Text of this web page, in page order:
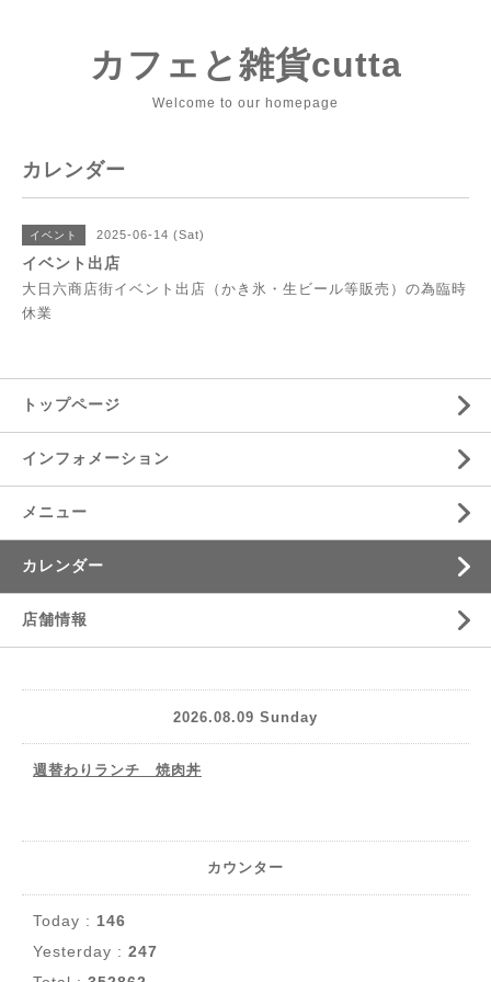
カフェと雑貨cutta
Welcome to our homepage
カレンダー
イベント 2025-06-14 (Sat)
イベント出店
大日六商店街イベント出店（かき氷・生ビール等販売）の為臨時
休業
トップページ
インフォメーション
メニュー
カレンダー
店舗情報
2026.08.09 Sunday
週替わりランチ 焼肉丼
カウンター
Today : 146
Yesterday : 247